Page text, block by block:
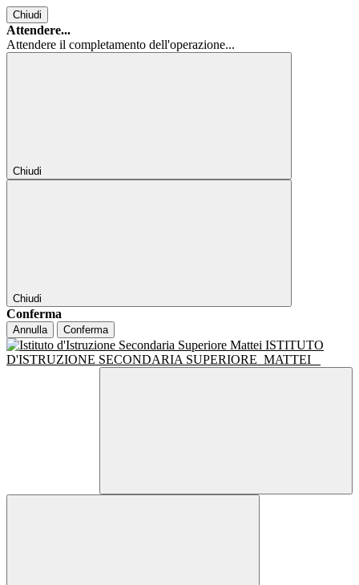
Chiudi
Attendere...
Attendere il completamento dell'operazione...
Chiudi
Chiudi
Conferma
Annulla Conferma
ISTITUTO
D'ISTRUZIONE SECONDARIA SUPERIORE MATTEI